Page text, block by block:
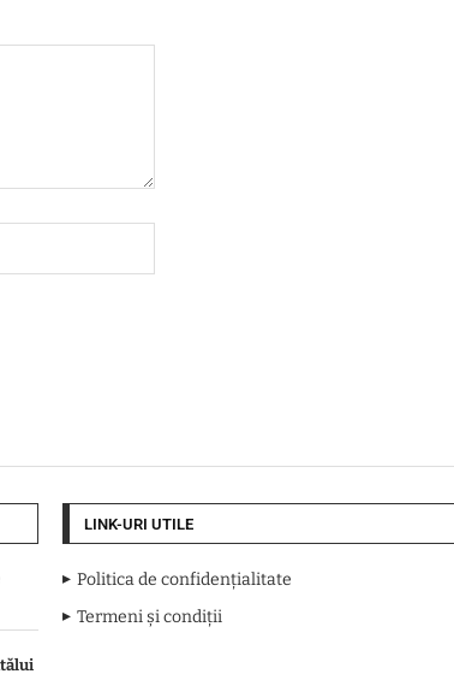
LINK-URI UTILE
Politica de confidențialitate
Termeni și condiții